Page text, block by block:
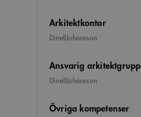
Arkitektkontor
DinellJohansson
Ansvarig arkitektgrupp
DinellJohansson
Övriga kompetenser